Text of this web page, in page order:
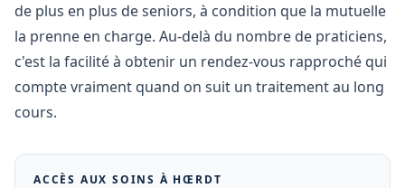
de plus en plus de seniors, à condition que la mutuelle
la prenne en charge. Au-delà du nombre de praticiens,
c'est la facilité à obtenir un rendez-vous rapproché qui
compte vraiment quand on suit un traitement au long
cours.
ACCÈS AUX SOINS À HŒRDT